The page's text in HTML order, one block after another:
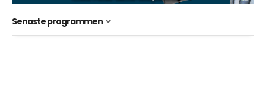
Senaste programmen